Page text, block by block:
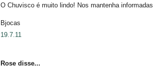
O Chuvisco é muito lindo! Nos mantenha informadas
Bjocas
19.7.11
Rose disse...